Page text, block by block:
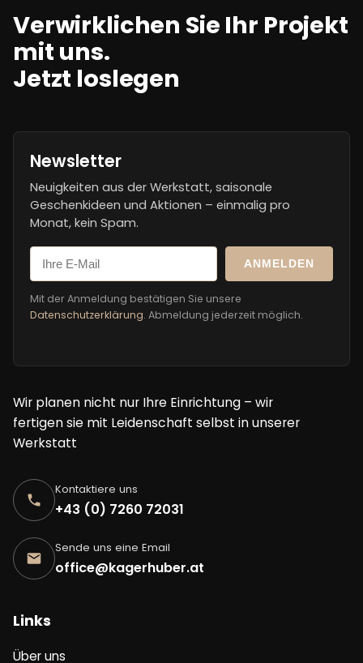
Verwirklichen Sie Ihr Projekt
mit uns.
Jetzt loslegen
Newsletter
Neuigkeiten aus der Werkstatt, saisonale
Geschenkideen und Aktionen – einmalig pro
Monat, kein Spam.
ANMELDEN
Mit der Anmeldung bestätigen Sie unsere
Datenschutzerklärung. Abmeldung jederzeit möglich.
Wir planen nicht nur Ihre Einrichtung – wir
fertigen sie mit Leidenschaft selbst in unserer
Werkstatt
Kontaktiere uns
+43 (0) 7260 72031
Sende uns eine Email
office@kagerhuber.at
Links
Über uns